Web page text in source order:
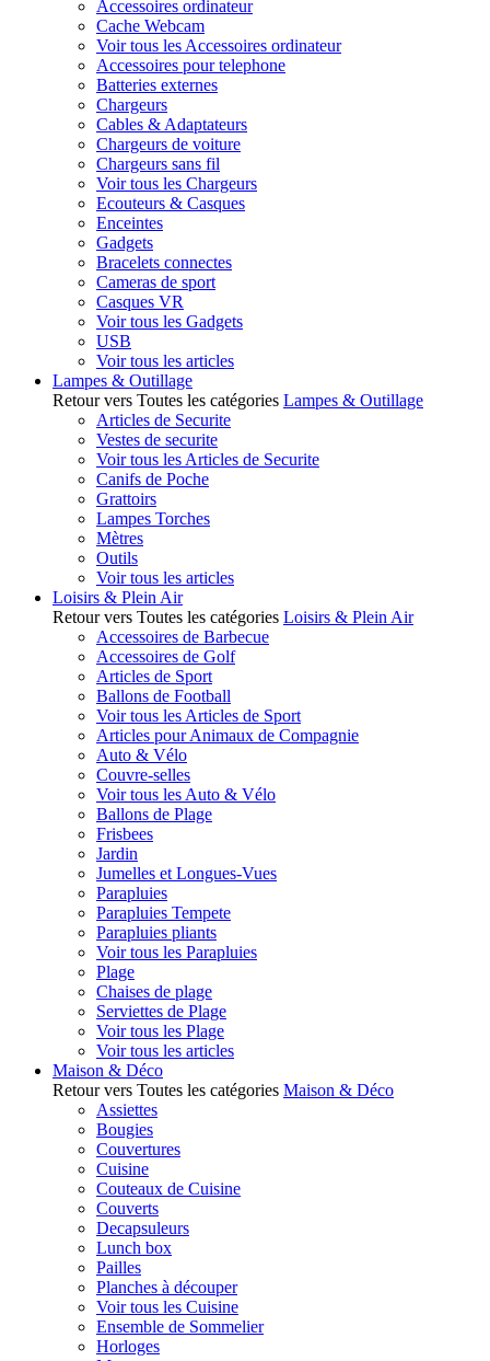
Accessoires ordinateur
Cache Webcam
Voir tous les Accessoires ordinateur
Accessoires pour telephone
Batteries externes
Chargeurs
Cables & Adaptateurs
Chargeurs de voiture
Chargeurs sans fil
Voir tous les Chargeurs
Ecouteurs & Casques
Enceintes
Gadgets
Bracelets connectes
Cameras de sport
Casques VR
Voir tous les Gadgets
USB
Voir tous les articles
Lampes & Outillage
Retour vers Toutes les catégories Lampes & Outillage
Articles de Securite
Vestes de securite
Voir tous les Articles de Securite
Canifs de Poche
Grattoirs
Lampes Torches
Mètres
Outils
Voir tous les articles
Loisirs & Plein Air
Retour vers Toutes les catégories Loisirs & Plein Air
Accessoires de Barbecue
Accessoires de Golf
Articles de Sport
Ballons de Football
Voir tous les Articles de Sport
Articles pour Animaux de Compagnie
Auto & Vélo
Couvre-selles
Voir tous les Auto & Vélo
Ballons de Plage
Frisbees
Jardin
Jumelles et Longues-Vues
Parapluies
Parapluies Tempete
Parapluies pliants
Voir tous les Parapluies
Plage
Chaises de plage
Serviettes de Plage
Voir tous les Plage
Voir tous les articles
Maison & Déco
Retour vers Toutes les catégories Maison & Déco
Assiettes
Bougies
Couvertures
Cuisine
Couteaux de Cuisine
Couverts
Decapsuleurs
Lunch box
Pailles
Planches à découper
Voir tous les Cuisine
Ensemble de Sommelier
Horloges